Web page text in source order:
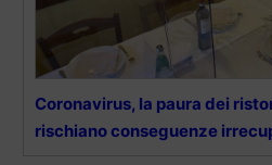
Coronavirus, la paura dei
rischiano conseguenze